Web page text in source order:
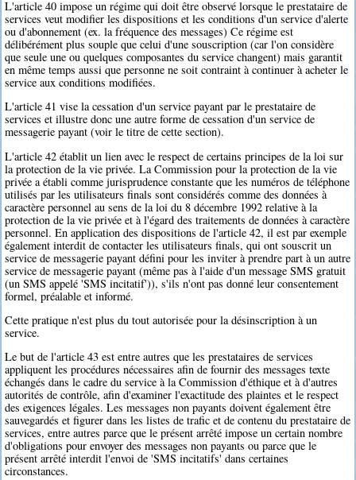
L'article 40 impose un régime qui doit être observé lorsque le prestataire de
services veut modifier les dispositions et les conditions d'un service d'alerte
ou d'abonnement (ex. la fréquence des messages) Ce régime est
délibérément plus souple que celui d'une souscription (car l'on considère
que seule une ou quelques composantes du service changent) mais garantit
en même temps aussi que personne ne soit contraint à continuer à acheter le
service aux conditions modifiées.
L'article 41 vise la cessation d'un service payant par le prestataire de
services et illustre donc une autre forme de cessation d'un service de
messagerie payant (voir le titre de cette section).
L'article 42 établit un lien avec le respect de certains principes de la loi sur
la protection de la vie privée. La Commission pour la protection de la vie
privée a établi comme jurisprudence constante que les numéros de téléphone
utilisés par les utilisateurs finals sont considérés comme des données à
caractère personnel au sens de la loi du 8 décembre 1992 relative à la
protection de la vie privée et à l'égard des traitements de données à caractère
personnel. En application des dispositions de l'article 42, il est par exemple
également interdit de contacter les utilisateurs finals, qui ont souscrit un
service de messagerie payant défini pour les inviter à prendre part à un autre
service de messagerie payant (même pas à l'aide d'un message SMS gratuit
(un SMS appelé 'SMS incitatif')), s'ils n'ont pas donné leur consentement
formel, préalable et informé.
Cette pratique n'est plus du tout autorisée pour la désinscription à un
service.
Le but de l'article 43 est entre autres que les prestataires de services
appliquent les procédures nécessaires afin de fournir des messages texte
échangés dans le cadre du service à la Commission d'éthique et à d'autres
autorités de contrôle, afin d'examiner l'exactitude des plaintes et le respect
des exigences légales. Les messages non payants doivent également être
sauvegardés et figurer dans les listes de trafic et de contenu du prestataire de
services, entre autres parce que le présent arrêté impose un certain nombre
d'obligations pour envoyer des messages non payants ou parce que le
présent arrêté interdit l'envoi de 'SMS incitatifs' dans certaines
circonstances.